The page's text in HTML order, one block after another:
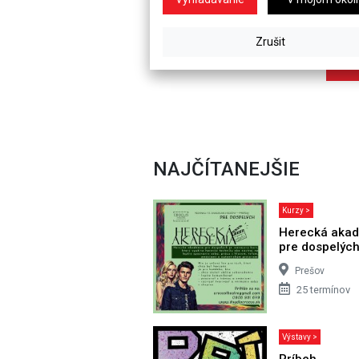
NAJČÍTANEJŠIE
Kurzy >
Herecká
pre
Prešov
25 termínov
Výstavy >